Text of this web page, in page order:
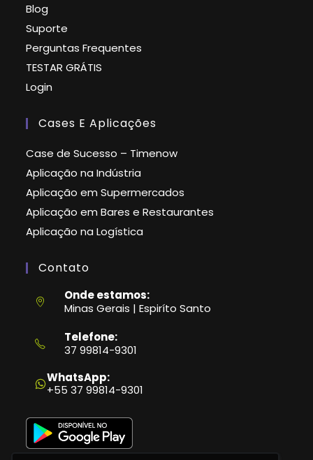
Blog
Suporte
Perguntas Frequentes
TESTAR GRÁTIS
Login
Cases E Aplicações
Case de Sucesso – Timenow
Aplicação na Indústria
Aplicação em Supermercados
Aplicação em Bares e Restaurantes
Aplicação na Logística
Contato
Onde estamos:
Minas Gerais | Espiríto Santo
Telefone:
37 99814-9301
em
seu
aplicativo
WhatsApp:
+55 37 99814-9301